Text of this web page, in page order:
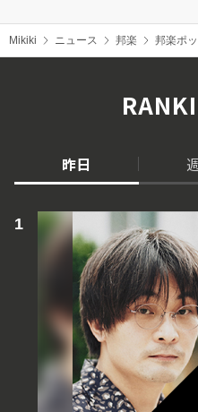
Mikiki ニュース 邦楽 邦楽ポ
昨日